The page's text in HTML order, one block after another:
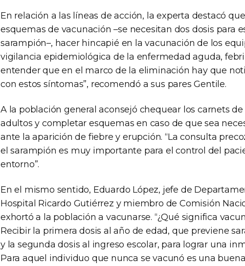
En relación a las líneas de acción, la experta destacó
esquemas de vacunación –se necesitan dos dosis para
sarampión–, hacer hincapié en la vacunación de los
vigilancia epidemiológica de la enfermedad aguda,
entender que en el marco de la eliminación hay que
con estos síntomas”, recomendó a sus pares Gentile.
A la población general aconsejó chequear los carnets
adultos y completar esquemas en caso de que sea
ante la aparición de fiebre y erupción. “La consulta
el sarampión es muy importante para el control del
entorno”.
En el mismo sentido, Eduardo López, jefe de
Hospital Ricardo Gutiérrez y miembro de Comisión
exhortó a la población a vacunarse. “¿Qué significa
Recibir la primera dosis al año de edad, que previene
y la segunda dosis al ingreso escolar, para lograr una
Para aquel individuo que nunca se vacunó es una